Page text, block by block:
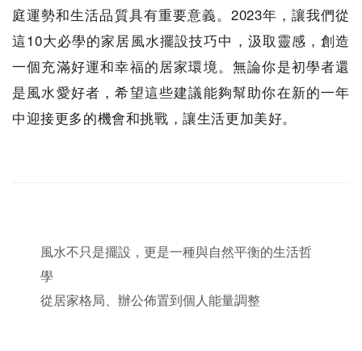
庭運勢和生活品質具有重要意義。2023年，讓我們從
這10大必學的家居風水擺設技巧中，汲取靈感，創造
一個充滿好運和幸福的居家環境。無論你是初學者還
是風水愛好者，希望這些建議能夠幫助你在新的一年
中迎接更多的機會和挑戰，讓生活更加美好。
風水不只是擺設，更是一種與自然平衡的生活哲
學
從居家格局、辦公佈置到個人能量調整